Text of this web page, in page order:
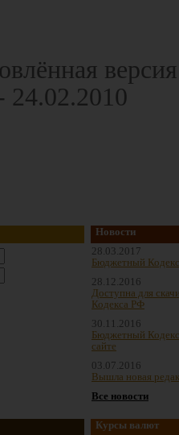
24.02.2010
Новости
28.03.2017
Бюджетный
28.12.2016
Доступна для
Кодекса РФ
30.11.2016
Бюджетный
сайте
03.07.2016
Вышла новая
Все новости
Курсы валют